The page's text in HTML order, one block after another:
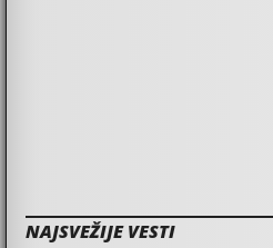
NAJSVEŽIJE VESTI